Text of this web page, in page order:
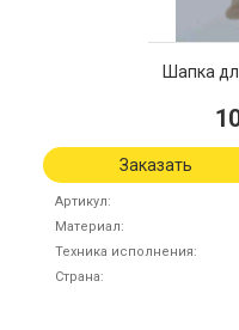
Шапка
Заказать
Артикул
Материал
Техника исполнения
Страна